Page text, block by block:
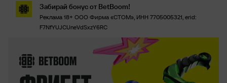
Забирай бонус от BetBoom!
Реклама 18+ ООО Фирма «СТОМ», ИНН 7705005321, erid:
F7NfYUJCUneVdSxzY6RC